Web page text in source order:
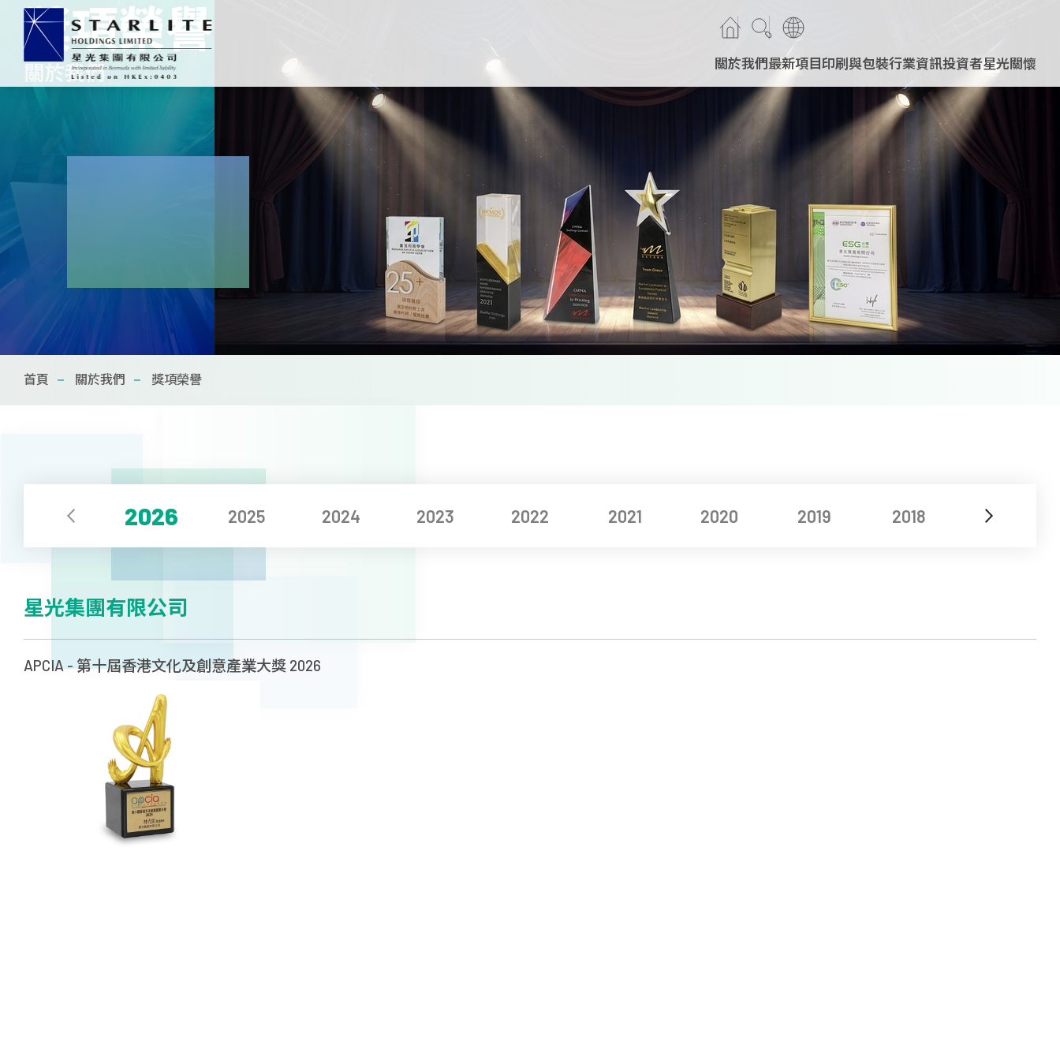
關於我們 最新項目 印刷與包裝
書籍及桌上遊戲 APET膠片盒
奢侈品包裝 採購 電子產品
行業資訊投資者
財務報表 業績公
星光關懷
獎項榮譽
關於我們
首頁 關於我們 獎項榮譽
2026 2025 2024 2023 2022 2021 2020 2019 2018
星光集團有限公司
APCIA - 第十屆香港文化及創意產業大獎 2026
EN 繁
關於我們
新聞和活動
獎項榮譽
願景和使命
發展歷史
最新項目
印刷與包裝